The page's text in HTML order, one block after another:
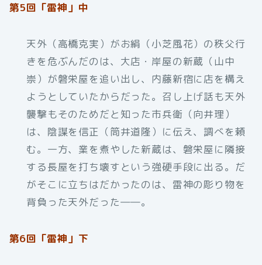
第5回「雷神」中
天外（高橋克実）がお絹（小芝風花）の秩父行
きを危ぶんだのは、大店・岸屋の新蔵（山中
崇）が磐栄屋を追い出し、内藤新宿に店を構え
ようとしていたからだった。召し上げ話も天外
襲撃もそのためだと知った市兵衛（向井理）
は、陰謀を信正（筒井道隆）に伝え、調べを頼
む。一方、業を煮やした新蔵は、磐栄屋に隣接
する長屋を打ち壊すという強硬手段に出る。だ
がそこに立ちはだかったのは、雷神の彫り物を
背負った天外だった――。
第6回「雷神」下